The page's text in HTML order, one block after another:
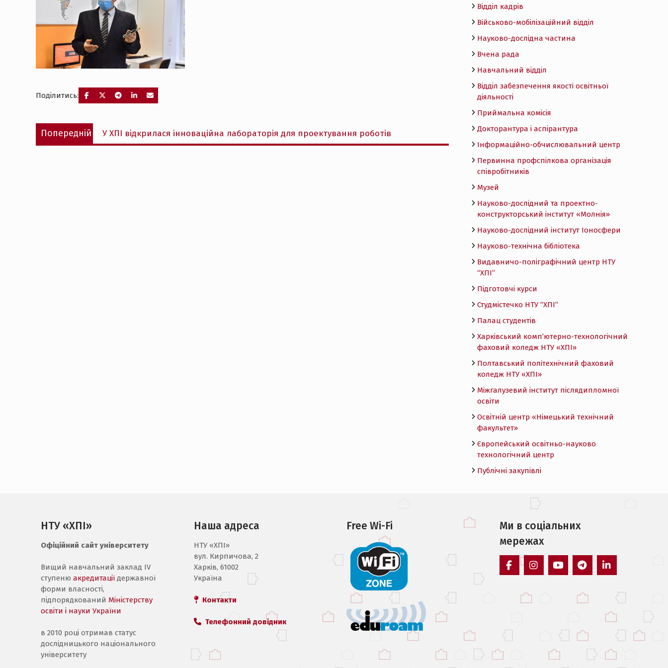
Поділитись:
Навігація
записів
Попередній
Попередній
запис:
У ХПІ відкрилася інноваційна лабораторія для проектування роботів
Відділ кадрів
Військово-мобілізаційний відділ
Науково-дослідна частина
Вчена рада
Навчальний відділ
Відділ забезпечення якості освітньої
діяльності
Приймальна комісія
Докторантура і аспірантура
Інформаційно-обчислювальний центр
Первинна профспілкова організація
співробітників
Музей
Науково-дослідний та проектно-
конструкторський інститут «Молнія»
Науково-дослідний інститут Іоносфери
Науково-технічна бібліотека
Видавничо-поліграфічний центр НТУ
“ХПІ”
Підготовчі курси
Студмістечко НТУ “ХПІ”
Палац студентів
Харківський комп’ютерно-технологічний
фаховий коледж НТУ «ХПI»
Полтавський політехнічний фаховий
коледж НТУ «ХПI»
Міжгалузевий інститут післядипломної
освіти
Освітній центр «Німецький технічний
факультет»
Європейський освітньо-науково
технологічний центр
Публічні закупівлі
НТУ «ХПІ»
Офіційний сайт університету
Вищий навчальний заклад IV
ступеню акредитації державної
форми власності,
підпорядкований Міністерству
освіти і науки України
в 2010 році отримав статус
дослідницького національного
університету
Наша адреса
НТУ «ХПI»
вул. Кирпичова, 2
Харків, 61002
Україна
Контакти
Телефонний довідник
Free Wi-Fi
Ми в соцiальних
мережах